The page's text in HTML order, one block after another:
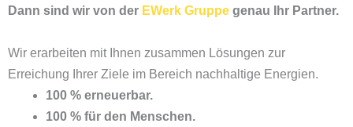
Dann sind wir von der EWerk Gruppe genau Ihr Partner.
Wir erarbeiten mit Ihnen zusammen Lösungen zur
Erreichung Ihrer Ziele im Bereich nachhaltige Energien.
100 % erneuerbar.
100 % für den Menschen.